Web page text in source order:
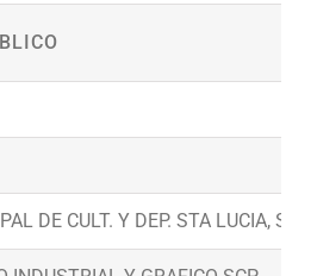
DE CULT. Y DEP. STA LUCIA, S.A.